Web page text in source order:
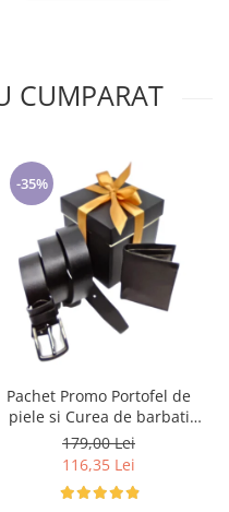
CUMPARAT
-35%
Pachet Promo Portofel de
piele si Curea de barbati
neagra C130N-1881.4
179,00 Lei
116,35 Lei